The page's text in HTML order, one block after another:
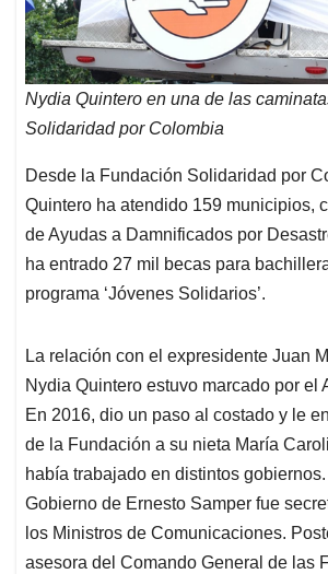
Nydia Quintero en una de las
Solidaridad por Colombia
Desde la Fundación Solidaridad por
Quintero ha atendido 159 municipios,
de Ayudas a Damnificados por
ha entrado 27 mil becas para
programa ‘Jóvenes Solidarios’.
La relación con el expresidente Juan
Nydia Quintero estuvo marcado por el
En 2016, dio un paso al costado y le
de la Fundación a su nieta María
había trabajado en distintos gobiernos.
Gobierno de Ernesto Samper fue
los Ministros de Comunicaciones.
asesora del Comando General de las